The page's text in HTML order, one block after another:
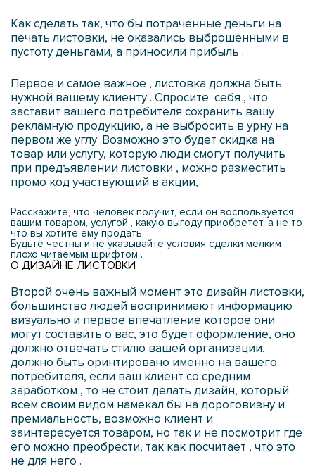
Как сделать так, что бы потраченные деньги на
печать листовки, не оказались выброшенными в
пустоту деньгами, а приносили прибыль .
Первое и самое важное , листовка должна быть
нужной вашему клиенту . Спросите себя , что
заставит вашего потребителя сохранить вашу
рекламную продукцию, а не выбросить в урну на
первом же углу .Возможно это будет скидка на
товар или услугу, которую люди смогут получить
при предъявлении листовки , можно разместить
промо код участвующий в акции,
Расскажите, что человек получит, если он воспользуется
вашим товаром, услугой , какую выгоду приобретет, а не то
что вы хотите ему продать.
Будьте честны и не указывайте условия сделки мелким
плохо читаемым шрифтом .
О ДИЗАЙНЕ ЛИСТОВКИ
Второй очень важный момент это дизайн листовки,
большинство людей воспринимают информацию
визуально и первое впечатление которое они
могут составить о вас, это будет оформление, оно
должно отвечать стилю вашей организации.
должно быть оринтировано именно на вашего
потребителя, если ваш клиент со средним
заработком , то не стоит делать дизайн, который
всем своим видом намекал бы на дороговизну и
премиальность, возможно клиент и
заинтересуется товаром, но так и не посмотрит где
его можно преобрести, так как посчитает , что это
не для него .